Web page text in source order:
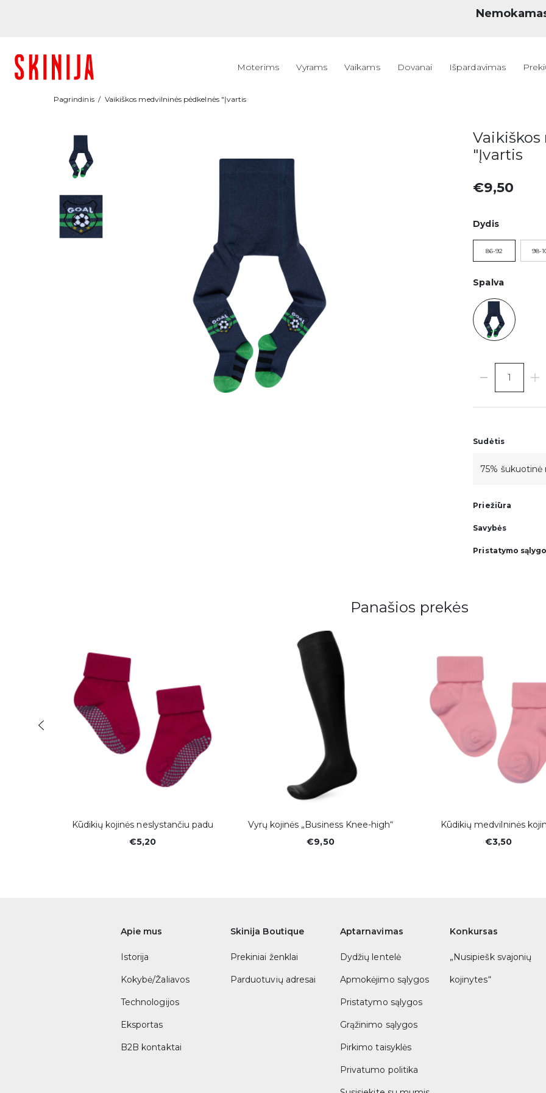
Moterims Vyrams Vaikams Dovanai Išpardavimas
Pagrindinis Vaikiškos medvilninės pėdkelnės "Įvartis
"Įvartis
€9,50
Dydis
86-92 98-
Spalva
Sudėtis
75% šukuotinė
Priežiūra
Savybės
Pristatymo
Panašios prekės
Kūdikių kojinės neslystančiu padu
€5,20
Vyrų kojinės „Business Knee-high“
€9,50
Kūdikių medvilninės
€3,50
Apie mus
Istorija
Kokybė/Žaliavos
Technologijos
Eksportas
B2B kontaktai
Skinija Boutique
Prekiniai ženklai
Parduotuvių adresai
Aptarnavimas
Dydžių lentelė
Apmokėjimo sąlygos
Pristatymo sąlygos
Grąžinimo sąlygos
Pirkimo taisyklės
Privatumo politika
Konkursas
„Nusipiešk svajonių
kojinytes“